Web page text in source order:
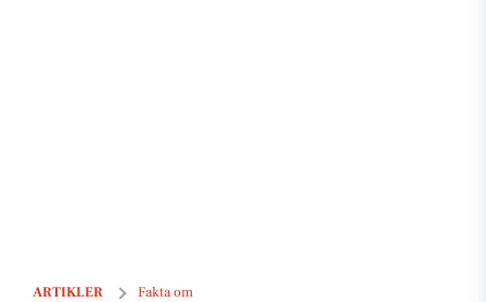
ARTIKLER Fakta om
Huspriserne går op i Frederiksberg Kommune